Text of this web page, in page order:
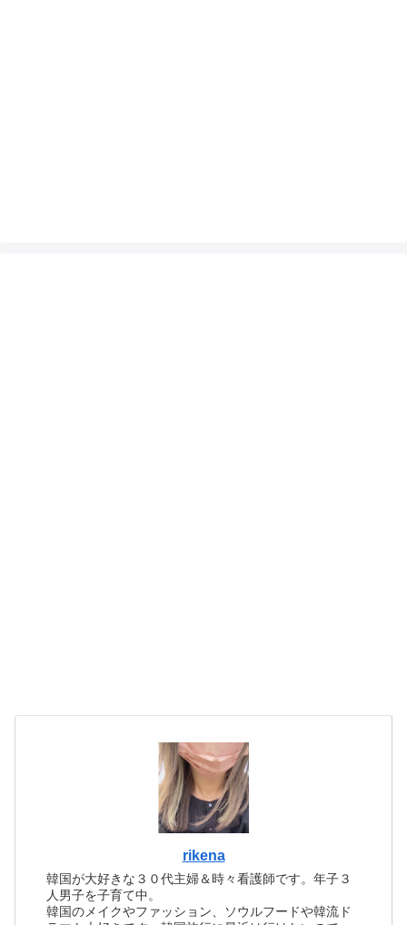
rikena
韓国が大好きな３０代主婦＆時々看護師です。年子３
人男子を子育て中。
韓国のメイクやファッション、ソウルフードや韓流ド